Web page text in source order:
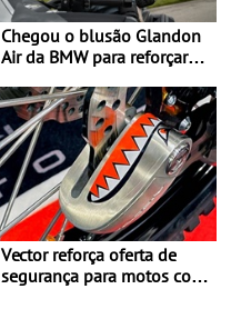
Chegou o blusão Glandon
Air da BMW para reforçar
verão
Vector reforça oferta de
segurança para motos com